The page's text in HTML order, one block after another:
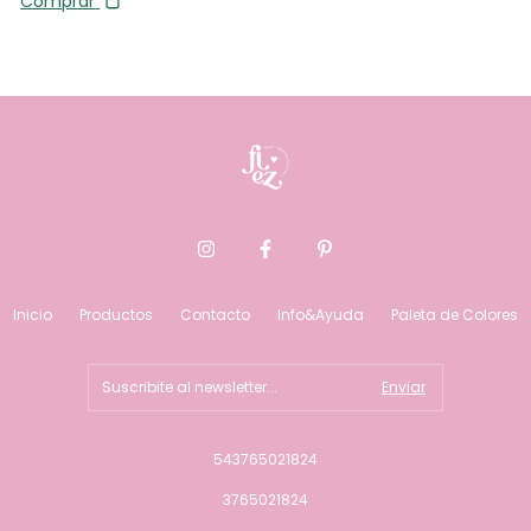
Inicio Productos Contacto Info&Ayuda Paleta de Colores
543765021824
3765021824